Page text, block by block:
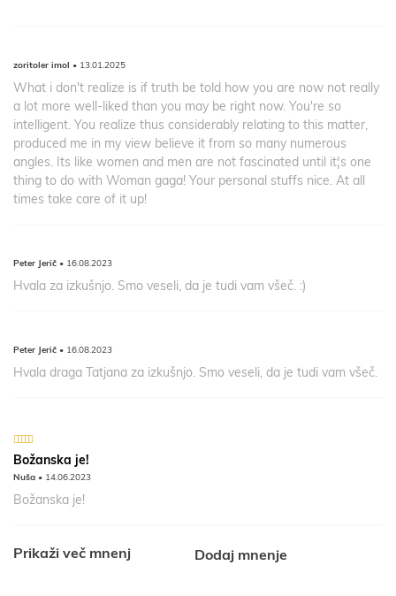
zoritoler imol • 13.01.2025
What i don't realize is if truth be told how you are now not really
a lot more well-liked than you may be right now. You're so
intelligent. You realize thus considerably relating to this matter,
produced me in my view believe it from so many numerous
angles. Its like women and men are not fascinated until it¦s one
thing to do with Woman gaga! Your personal stuffs nice. At all
times take care of it up!
Peter Jerič • 16.08.2023
Hvala za izkušnjo. Smo veseli, da je tudi vam všeč. :)
Peter Jerič • 16.08.2023
Hvala draga Tatjana za izkušnjo. Smo veseli, da je tudi vam všeč.
5out of 5
Božanska je!
Nuša • 14.06.2023
Božanska je!
Prikaži več mnenj Dodaj mnenje